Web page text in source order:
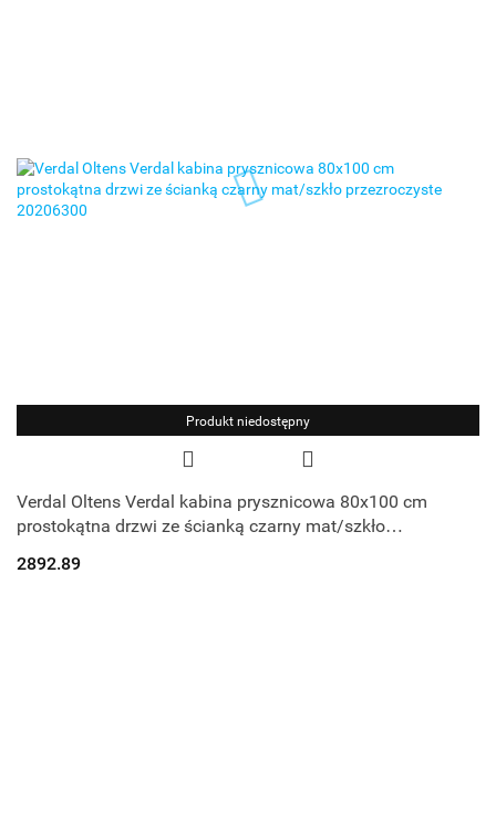
Produkt niedostępny
Verdal Oltens Verdal kabina prysznicowa 80x100 cm
prostokątna drzwi ze ścianką czarny mat/szkło
2892.89